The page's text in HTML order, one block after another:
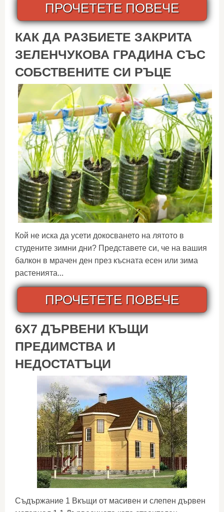
ПРОЧЕТЕТЕ ПОВЕЧЕ
КАК ДА РАЗБИЕТЕ ЗАКРИТА
ЗЕЛЕНЧУКОВА ГРАДИНА СЪС
СОБСТВЕНИТЕ СИ РЪЦЕ
Кой не иска да усети докосването на лятото в
студените зимни дни? Представете си, че на вашия
балкон в мрачен ден през късната есен или зима
растенията...
ПРОЧЕТЕТЕ ПОВЕЧЕ
6X7 ДЪРВЕНИ КЪЩИ
ПРЕДИМСТВА И
НЕДОСТАТЪЦИ
Съдържание 1 Вкъщи от масивен и слепен дървен